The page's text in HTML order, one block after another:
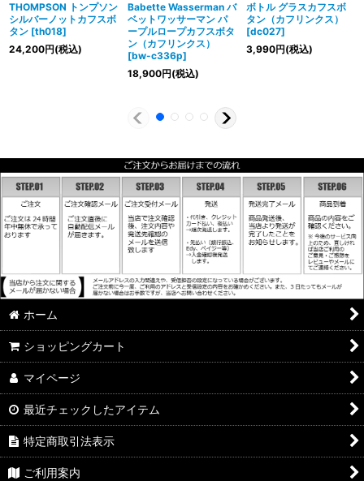
THOMPSON トンプソン
シルバーノットカフスボ
タン [th018]
24,200円(税込)
Babette Wasserman バ
ベットワッサーマン パ
ープルロープカフスボタ
ン（カフリンクス）
[bw-c336p]
18,900円(税込)
ボトル グラスカフスボ
タン（カフリンクス）
[dc027]
3,990円(税込)
ホーム
ショッピングカート
マイページ
最近チェックしたアイテム
特定商取引法表示
ご利用案内